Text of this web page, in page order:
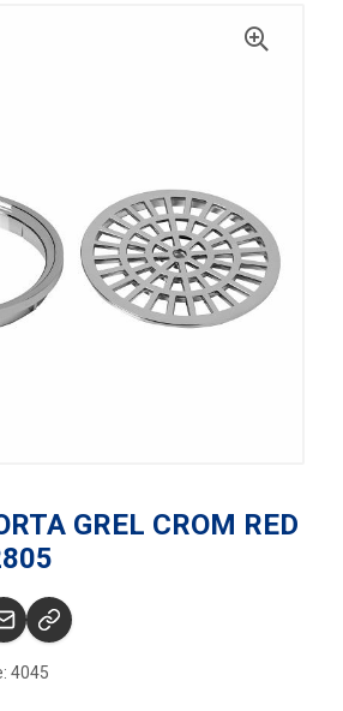
GREL CROM RED
4045